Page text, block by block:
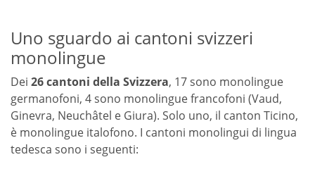
Uno sguardo ai cantoni svizzeri
monolingue
Dei 26 cantoni della Svizzera, 17 sono monolingue
germanofoni, 4 sono monolingue francofoni (Vaud,
Ginevra, Neuchâtel e Giura). Solo uno, il canton Ticino,
è monolingue italofono. I cantoni monolingui di lingua
tedesca sono i seguenti: